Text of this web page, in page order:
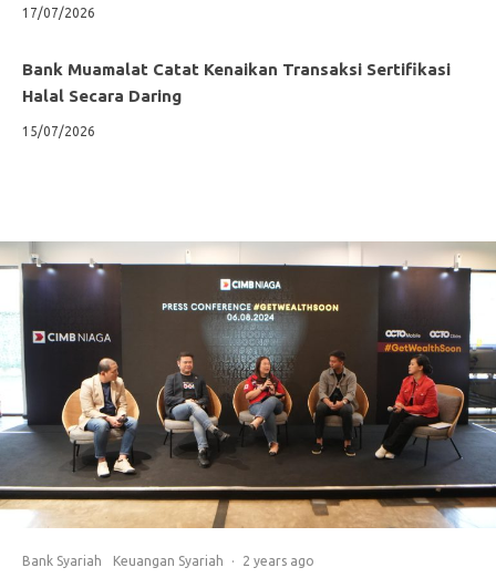
17/07/2026
Bank Muamalat Catat Kenaikan Transaksi Sertifikasi
Halal Secara Daring
15/07/2026
Bank Syariah Keuangan Syariah · 2 years ago